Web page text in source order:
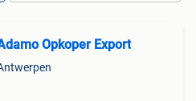
Opkoper Export